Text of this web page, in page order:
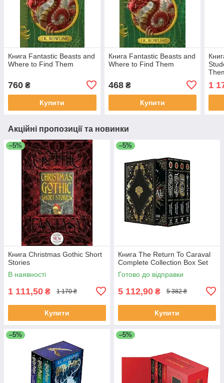
Книга Fantastic Beasts and
Where to Find Them
760 ₴
Купити
Книга Fantastic Beasts and
Where to Find Them
468₴
Купити
1
Акційні пропозиції та новинки
–5%
Книга Christmas Gothic Short
Stories
В наявності
1 111,50 ₴ 1 170 ₴
Купити
–5%
Книга The Return To Caraval
Complete Collection Box Set
Готово до відправки
5 112,90 ₴ 5 382 ₴
Купити
–5% –5%